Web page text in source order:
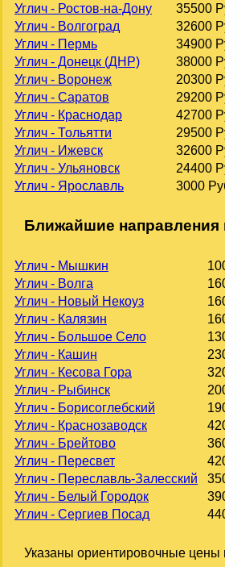
Углич - Ростов-на-Дону
35500
Углич - Волгоград
32600
Углич - Пермь
34900
Углич - Донецк (ДНР)
38000
Углич - Воронеж
20300
Углич - Саратов
29200
Углич - Краснодар
42700
Углич - Тольятти
29500
Углич - Ижевск
32600
Углич - Ульяновск
24400
Углич - Ярославль
3000
Ближайшие направления
Углич - Мышкин
Углич - Волга
Углич - Новый Некоуз
Углич - Калязин
Углич - Большое Село
Углич - Кашин
Углич - Кесова Гора
Углич - Рыбинск
Углич - Борисоглебский
Углич - Краснозаводск
Углич - Брейтово
Углич - Пересвет
Углич - Переславль-Залесский
Углич - Белый Городок
Углич - Сергиев Посад
Указаны ориентировочные